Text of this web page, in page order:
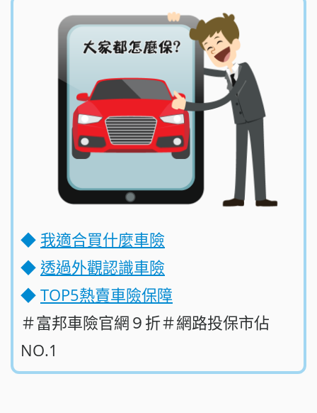
◆ 我適合買什麼車險
◆ 透過外觀認識車險
◆ TOP5熱賣車險保障
＃富邦車險官網９折＃網路投保市佔
NO.1